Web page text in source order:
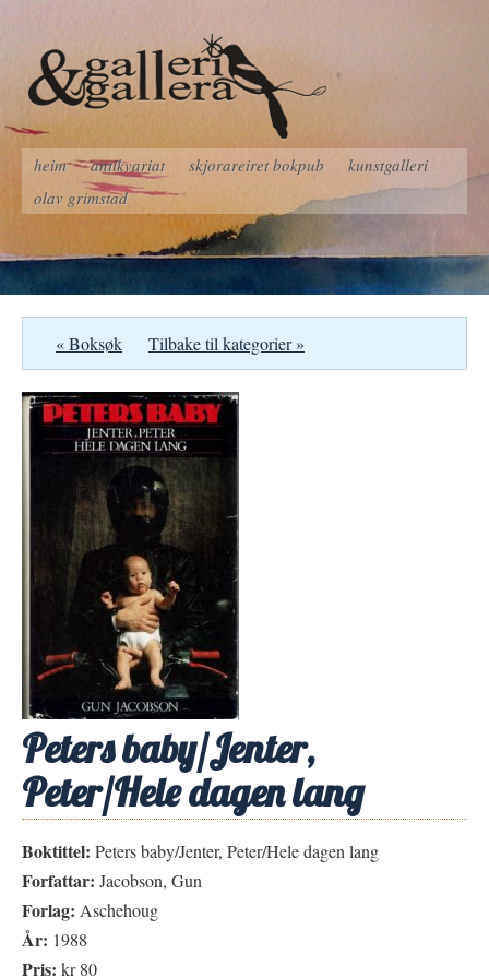
heim antikvariat skjorareiret bokpub
kunstgalleri
olav grimstad
« Boksøk Tilbake til kategorier »
Peters baby/Jenter,
Peter/Hele dagen lang
Boktittel: Peters baby/Jenter, Peter/Hele dagen lang
Forfattar: Jacobson, Gun
Forlag: Aschehoug
År: 1988
Pris: kr 80